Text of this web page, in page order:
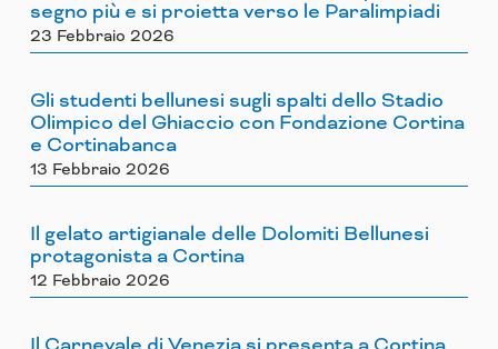
segno più e si proietta verso le Paralimpiadi
23 Febbraio 2026
Gli studenti bellunesi sugli spalti dello Stadio
Olimpico del Ghiaccio con Fondazione Cortina
e Cortinabanca
13 Febbraio 2026
Il gelato artigianale delle Dolomiti Bellunesi
protagonista a Cortina
12 Febbraio 2026